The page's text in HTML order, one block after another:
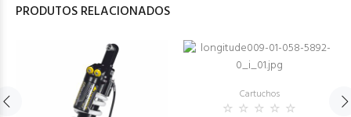
PRODUTOS RELACIONADOS
Cartuchos